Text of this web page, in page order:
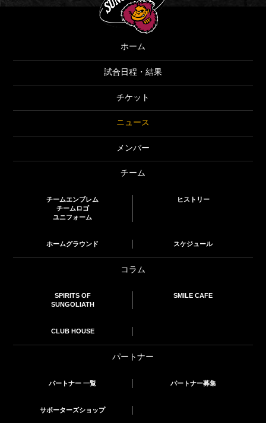
ホーム
試合日程・結果
チケット
ニュース
メンバー
チーム
チームエンブレム
チームロゴ
ユニフォーム
ヒストリー
ホームグラウンド スケジュール
コラム
SPIRITS OF
SUNGOLIATH
SMILE CAFE
CLUB HOUSE
パートナー
パートナー 一覧 パートナー募集
サポーターズショップ